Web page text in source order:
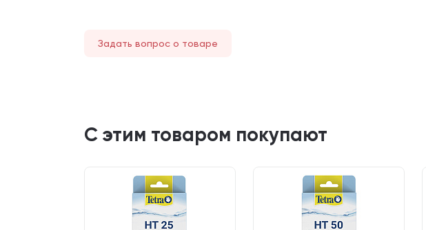
Задать вопрос о товаре
С этим товаром покупают